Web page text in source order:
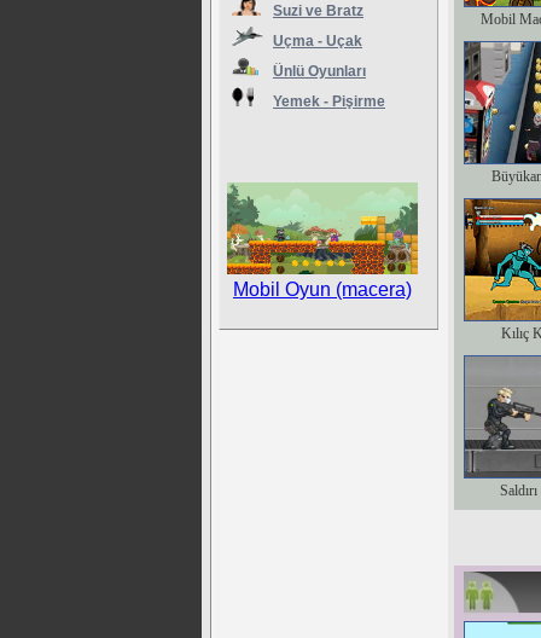
Suzi ve Bratz
Uçma - Uçak
Ünlü Oyunları
Yemek - Pişirme
Mobil Oyun (macera)
Mobil
Kılıç